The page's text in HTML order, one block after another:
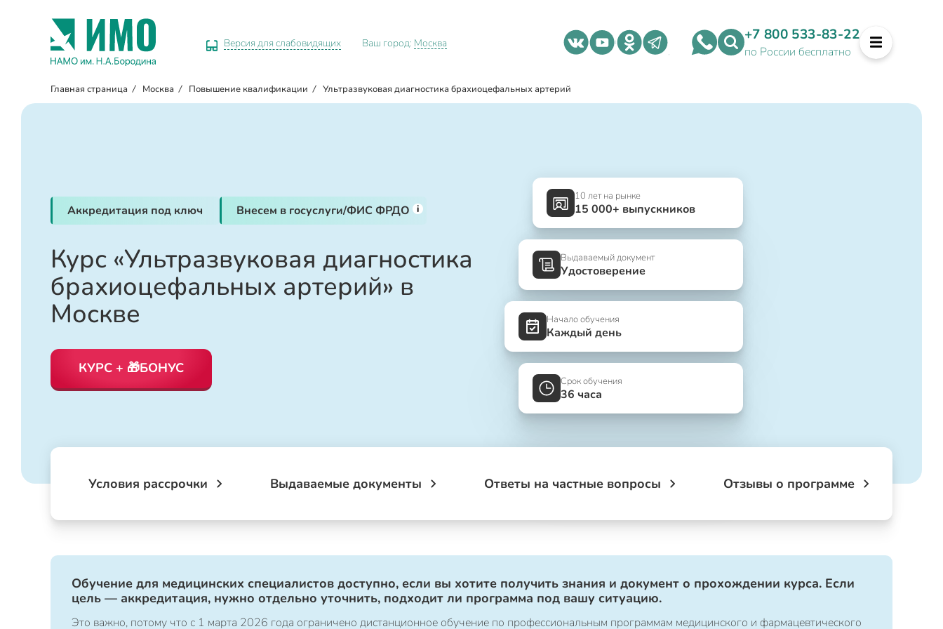
Версия для слабовидящих Ваш город: Москва +7 800 533-83-22
по России бесплатно
Главная страница / Москва / Повышение квалификации / Ультразвуковая диагностика брахиоцефальных артерий
Аккредитация под ключ Внесем в госуслуги/ФИС ФРДО i
Курс «Ультразвуковая диагностика
брахиоцефальных артерий» в
Москве
КУРС + 🎁БОНУС
10 лет на рынке
15 000+ выпускников
Выдаваемый документ
Удостоверение
Начало обучения
Каждый день
Срок обучения
36 часа
Условия рассрочки Выдаваемые документы Ответы на частные вопросы Отзывы о программе
Обучение для медицинских специалистов доступно, если вы хотите получить знания и документ о прохождении курса. Если
цель — аккредитация, нужно отдельно уточнить, подходит ли программа под вашу ситуацию.
Это важно, потому что с 1 марта 2026 года ограничено дистанционное обучение по профессиональным программам медицинского и фармацевтического